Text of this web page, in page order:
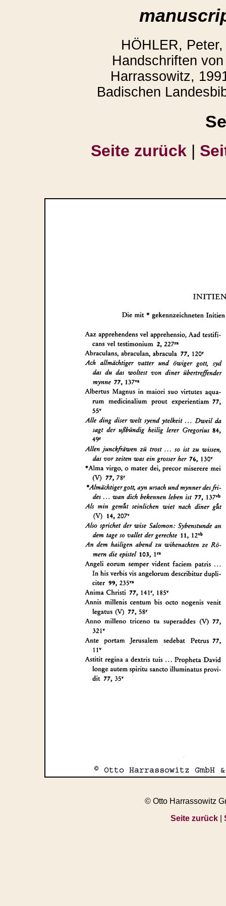
HÖHLER,
Handschriften
Harrassowitz,
Badischen
Seite zurück |
© Otto Harrassowitz
Seite zurück|